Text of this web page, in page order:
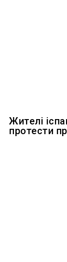
Жителі
протести